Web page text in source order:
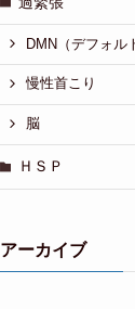
DMN（デフォル
慢性首こり
脳
ＨＳＰ
アーカイブ